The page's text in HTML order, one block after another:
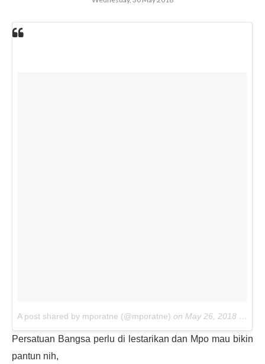
A post shared by mporatne (@mporatne) on May 26, 2018 at 12:52am PDT
Persatuan Bangsa perlu di lestarikan dan Mpo mau bikin
pantun nih,